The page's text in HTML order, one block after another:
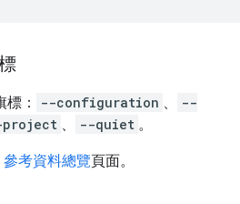
： --configuration 、
--
、 --quiet 。
考資料總覽頁面。